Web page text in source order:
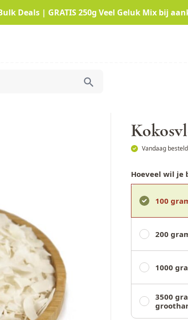
Deals | GRATIS 250g Veel Geluk Mix bij
Vandaag
Hoeveel wil je
100
200
1000
3500